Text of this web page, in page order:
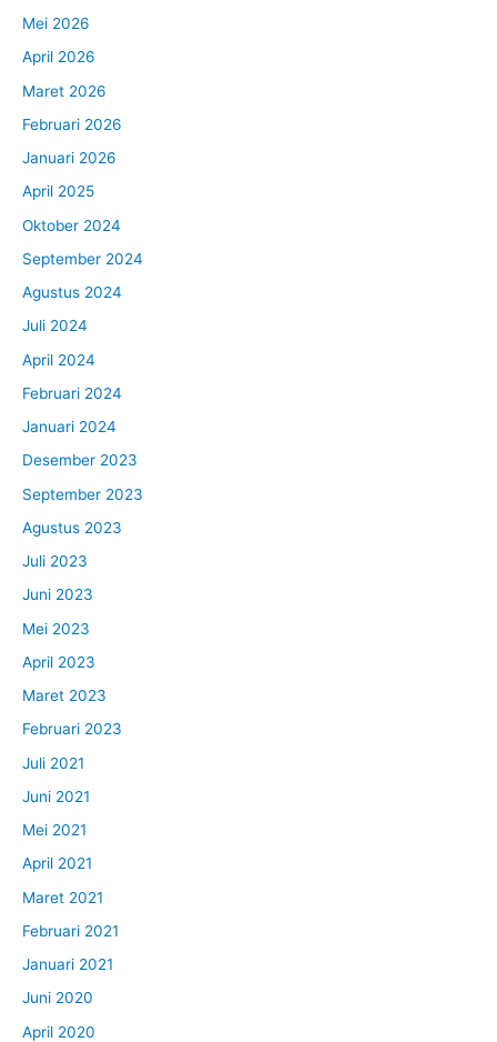
Mei 2026
April 2026
Maret 2026
Februari 2026
Januari 2026
April 2025
Oktober 2024
September 2024
Agustus 2024
Juli 2024
April 2024
Februari 2024
Januari 2024
Desember 2023
September 2023
Agustus 2023
Juli 2023
Juni 2023
Mei 2023
April 2023
Maret 2023
Februari 2023
Juli 2021
Juni 2021
Mei 2021
April 2021
Maret 2021
Februari 2021
Januari 2021
Juni 2020
April 2020